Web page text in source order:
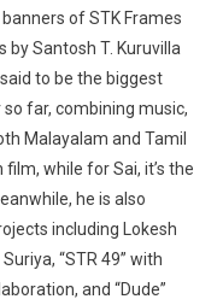
of STK Frames
by Santosh T. Kuruvilla
to be the biggest
so far, combining music,
Malayalam and Tamil
while for Sai, it’s the
he is also
including Lokesh
“STR 49” with
and “Dude”